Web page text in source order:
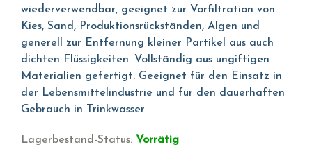
wiederverwendbar, geeignet zur Vorfiltration von
Kies, Sand, Produktionsrückständen, Algen und
generell zur Entfernung kleiner Partikel aus auch
dichten Flüssigkeiten. Vollständig aus ungiftigen
Materialien gefertigt. Geeignet für den Einsatz in
der Lebensmittelindustrie und für den dauerhaften
Gebrauch in Trinkwasser
Lagerbestand-Status: Vorrätig